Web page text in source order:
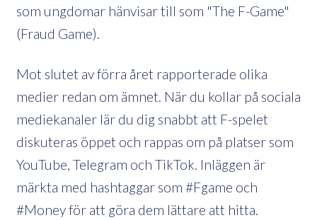
som ungdomar hänvisar till som "The F-Game"
(Fraud Game).
Mot slutet av förra året rapporterade olika
medier redan om ämnet. När du kollar på sociala
mediekanaler lär du dig snabbt att F-spelet
diskuteras öppet och rappas om på platser som
YouTube, Telegram och TikTok. Inläggen är
märkta med hashtaggar som #Fgame och
#Money för att göra dem lättare att hitta.